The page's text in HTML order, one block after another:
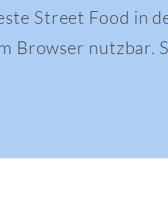
Street Food in
Browser nutzbar.